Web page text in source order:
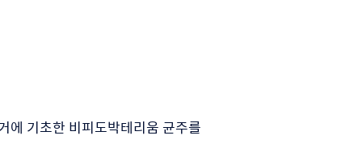
에 기초한 비피도박테리움 균주를